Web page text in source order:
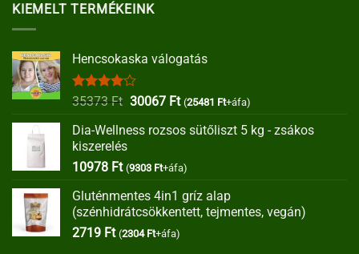
KIEMELT TERMÉKEINK
Hencsokaska válogatás
Értékelés:
35373Ft Original
was:
30067 FtCurrent
is:
(25481 Ft+áfa)
Dia-Wellness rozsos sütőliszt 5 kg - zsákos
kiszerelés
10978 Ft (9303 Ft+áfa)
Gluténmentes 4in1 gríz alap
(szénhidrátcsökkentett, tejmentes, vegán)
2719 Ft (2304 Ft+áfa)